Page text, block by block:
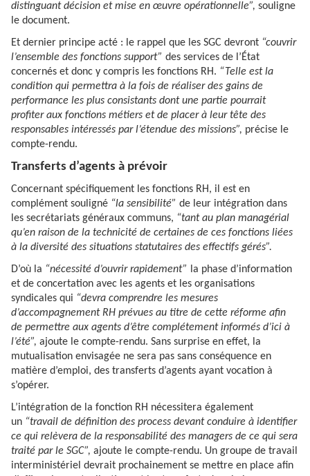
distinguant décision et mise en œuvre opérationnelle”, souligne
le document.
Et dernier principe acté : le rappel que les SGC devront “couvrir
l’ensemble des fonctions support” des services de l’État
concernés et donc y compris les fonctions RH. “Telle est la
condition qui permettra à la fois de réaliser des gains de
performance les plus consistants dont une partie pourrait
profiter aux fonctions métiers et de placer à leur tête des
responsables intéressés par l’étendue des missions”, précise le
compte-rendu.
Transferts d’agents à prévoir
Concernant spécifiquement les fonctions RH, il est en
complément souligné “la sensibilité” de leur intégration dans
les secrétariats généraux communs, “tant au plan managérial
qu’en raison de la technicité de certaines de ces fonctions liées
à la diversité des situations statutaires des effectifs gérés”.
D’où la “nécessité d’ouvrir rapidement”
la phase d’information
et de concertation avec les agents et les organisations
syndicales qui “devra comprendre les mesures
d’accompagnement RH prévues au titre de cette réforme afin
de permettre aux agents d’être complétement informés d’ici à
l’été”, ajoute le compte-rendu. Sans surprise en effet, la
mutualisation envisagée ne sera pas sans conséquence en
matière d’emploi, des transferts d’agents ayant vocation à
s’opérer.
L’intégration de la fonction RH nécessitera également
un “travail de définition des process devant conduire à identifier
ce qui relèvera de la responsabilité des managers de ce qui sera
traité par le SGC”, ajoute le compte-rendu. Un groupe de travail
interministériel devrait prochainement se mettre en place afin